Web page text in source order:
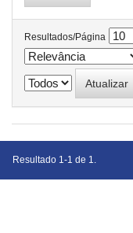
Resultados/Página
Resultado 1-1 de 1.